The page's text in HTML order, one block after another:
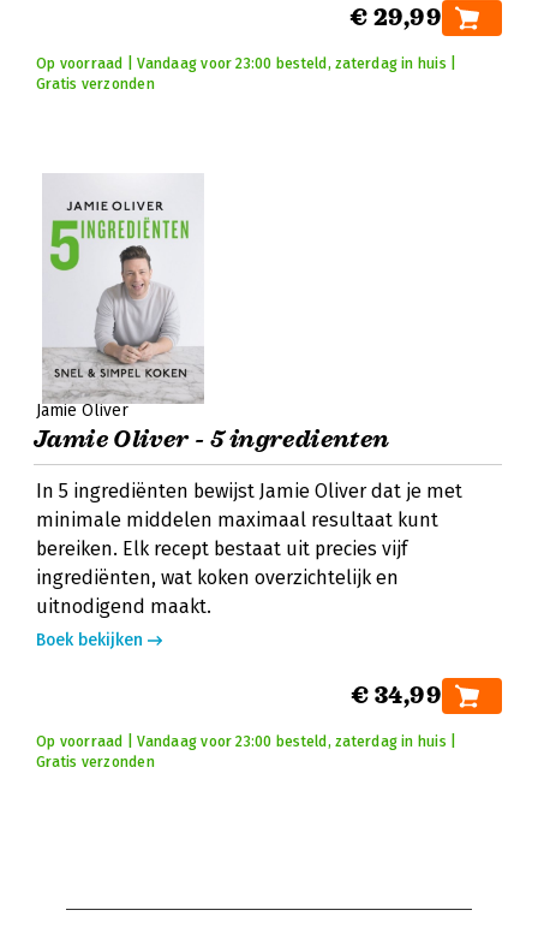
€ 29,99
Op voorraad | Vandaag voor 23:00 besteld, zaterdag in huis |
Gratis verzonden
Jamie Oliver
Jamie Oliver - 5 ingredienten
In 5 ingrediënten bewijst Jamie Oliver dat je met
minimale middelen maximaal resultaat kunt
bereiken. Elk recept bestaat uit precies vijf
ingrediënten, wat koken overzichtelijk en
uitnodigend maakt.
Boek bekijken
€ 34,99
Op voorraad | Vandaag voor 23:00 besteld, zaterdag in huis |
Gratis verzonden